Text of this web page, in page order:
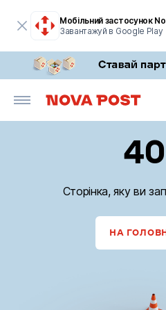
Мобільний застосунок
Завантажуй в Google Play
Сторінка, яку ви
НА